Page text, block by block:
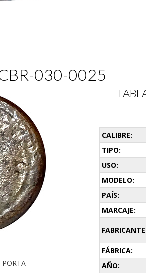
030-0025
PORTA
CALIBRE:
TIPO:
USO:
MODELO:
PAÍS:
MARCAJE:
FABRICANTE:
FÁBRICA:
AÑO: